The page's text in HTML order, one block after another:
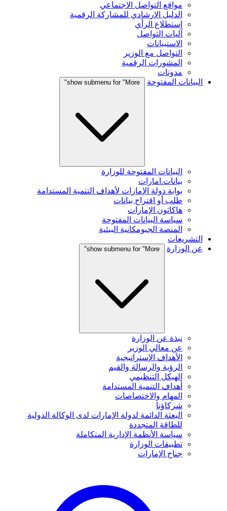
مواقع التواصل الاجتماعي
الدليل الإرشادي للمشاركة الرقمية
إستطلاع الرأي
آليات التواصل
الاستبيانات
التواصل مع الوزير
المشورات الرقمية
مدونات
البيانات المفتوحة
show submenu for "More"
البيانات المفتوحة للوزارة
بيانات.امارات
بوابة دولة الإمارات لأهداف التنمية المستدامة
طلب أو اقتراح بيانات
هاكاثون الإمارات
سياسة البيانات المفتوحة
المنصة الجيومكانية البيئية
التشريعات
عن الوزارة
show submenu for "More"
نبذة عن الوزارة
عن معالي الوزير
الأهداف الإستراتيجية
الرؤية والرسالة والقيم
الهيكل التنظيمي
أهداف التنمية المستدامة
المهام والاختصاصات
شركاؤنا
البعثة الدائمة لدولة الإمارات لدى الوكالة الدولية
للطاقة المتجددة
سياسة الأنظمة الإدارية المتكاملة
تطبيقات الوزارة
جناح الإمارات